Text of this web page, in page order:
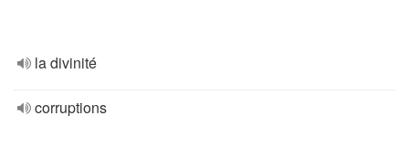
la divinité
corruptions